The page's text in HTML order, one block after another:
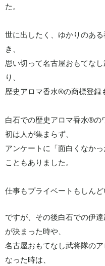
た。
世に出したく、ゆかりのあ
き、
思い切って名古屋おもてな
り、
歴史アロマ香水®の商標登録
白石での歴史アロマ香水®の
初は人が集まらず、
アンケートに「面白くなか
こともありました。
仕事もプライベートもしんど
ですが、その後白石での伊
が決まった時や、
名古屋おもてなし武将隊の
なった時は、